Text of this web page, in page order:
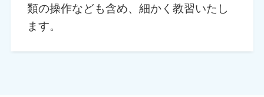
類の操作なども含め、細かく教習いたし
ます。